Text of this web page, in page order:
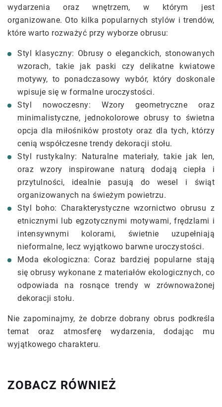
wydarzenia oraz wnętrzem, w którym jest
organizowane. Oto kilka popularnych stylów i trendów,
które warto rozważyć przy wyborze obrusu:
Styl klasyczny: Obrusy o eleganckich, stonowanych
wzorach, takie jak paski czy delikatne kwiatowe
motywy, to ponadczasowy wybór, który doskonale
wpisuje się w formalne uroczystości.
Styl nowoczesny: Wzory geometryczne oraz
minimalistyczne, jednokolorowe obrusy to świetna
opcja dla miłośników prostoty oraz dla tych, którzy
cenią współczesne trendy dekoracji stołu.
Styl rustykalny: Naturalne materiały, takie jak len,
oraz wzory inspirowane naturą dodają ciepła i
przytulności, idealnie pasują do wesel i świąt
organizowanych na świeżym powietrzu.
Styl boho: Charakterystyczne wzornictwo obrusu z
etnicznymi lub egzotycznymi motywami, frędzlami i
intensywnymi kolorami, świetnie uzupełniają
nieformalne, lecz wyjątkowo barwne uroczystości.
Moda ekologiczna: Coraz bardziej popularne stają
się obrusy wykonane z materiałów ekologicznych, co
odpowiada na rosnące trendy w zrównoważonej
dekoracji stołu.
Nie zapominajmy, że dobrze dobrany obrus podkreśla
temat oraz atmosferę wydarzenia, dodając mu
wyjątkowego charakteru.
ZOBACZ RÓWNIEŻ